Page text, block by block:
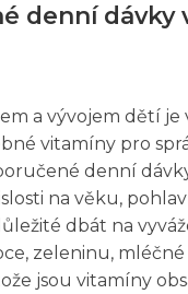
denní dávky
a vývojem dětí je
vitamíny pro
denní
na věku,
dbát na
zeleninu, mléčné
jsou vitamíny